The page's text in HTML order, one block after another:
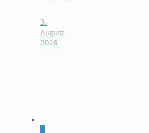
3.
August
2026